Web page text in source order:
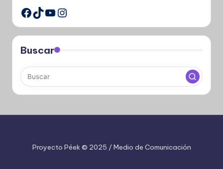
Facebook
TikTok
YouTube
Instagram
Buscar
Proyecto Péek © 2025 / Medio de Comunicación